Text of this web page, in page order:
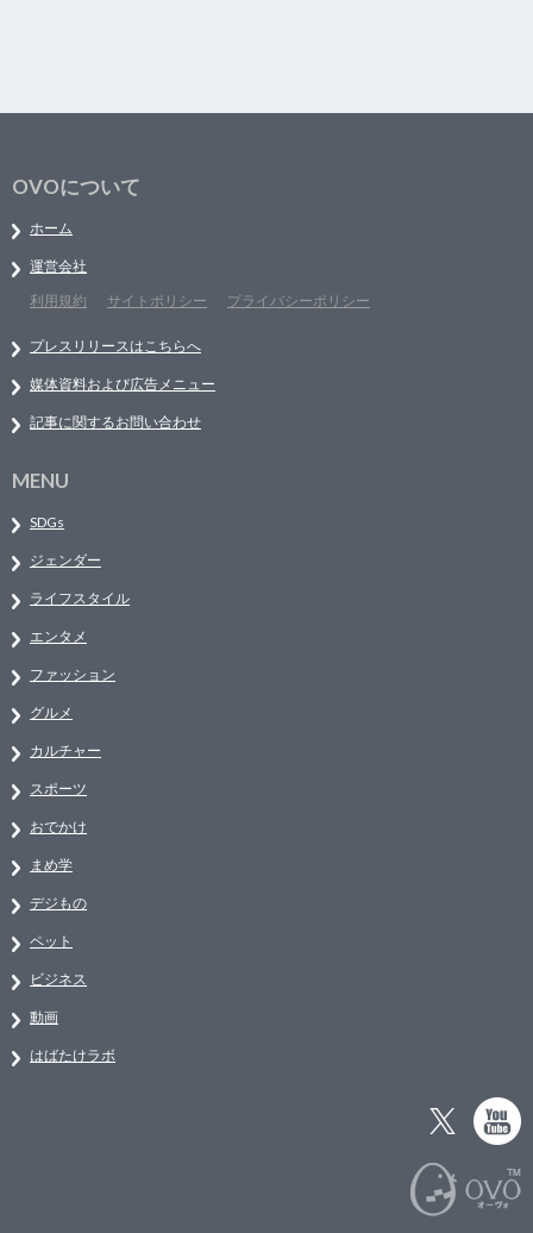
OVOについて
ホーム
運営会社
利用規約
サイトポリシー プライバシーポリシー
プレスリリースはこちらへ
媒体資料および広告メニュー
記事に関するお問い合わせ
MENU
SDGs
ジェンダー
ライフスタイル
エンタメ
ファッション
グルメ
カルチャー
スポーツ
おでかけ
まめ学
デジもの
ペット
ビジネス
動画
はばたけラボ